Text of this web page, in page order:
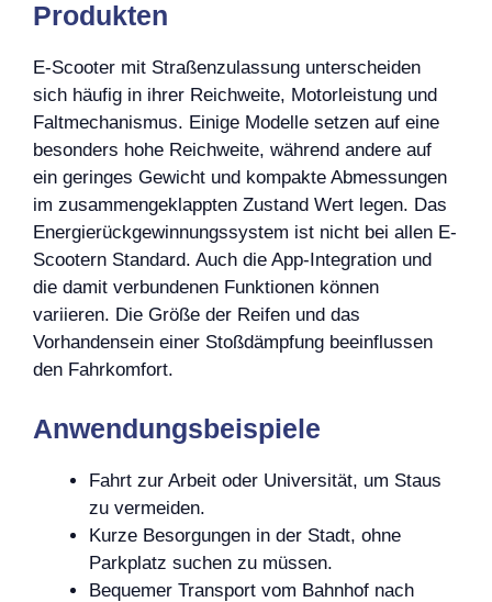
Produkten
E-Scooter mit Straßenzulassung unterscheiden
sich häufig in ihrer Reichweite, Motorleistung und
Faltmechanismus. Einige Modelle setzen auf eine
besonders hohe Reichweite, während andere auf
ein geringes Gewicht und kompakte Abmessungen
im zusammengeklappten Zustand Wert legen. Das
Energierückgewinnungssystem ist nicht bei allen E-
Scootern Standard. Auch die App-Integration und
die damit verbundenen Funktionen können
variieren. Die Größe der Reifen und das
Vorhandensein einer Stoßdämpfung beeinflussen
den Fahrkomfort.
Anwendungsbeispiele
Fahrt zur Arbeit oder Universität, um Staus
zu vermeiden.
Kurze Besorgungen in der Stadt, ohne
Parkplatz suchen zu müssen.
Bequemer Transport vom Bahnhof nach